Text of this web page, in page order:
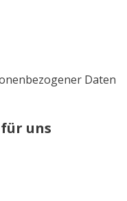
Daten
uns